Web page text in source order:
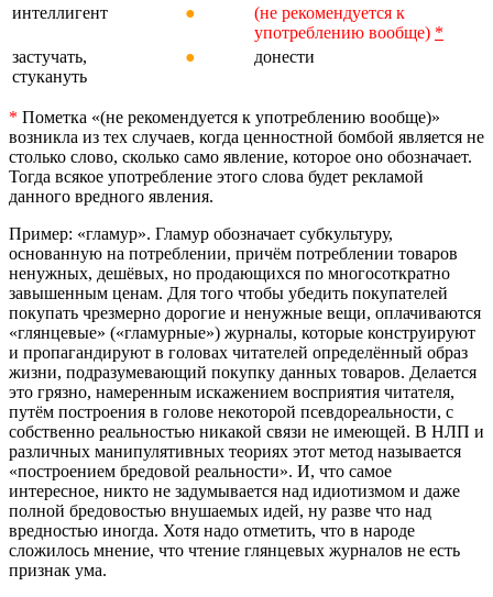
интеллигент
●
(не рекомендуется к
употреблению вообще) *
застучать,
стукануть
● донести
* Пометка «(не рекомендуется к употреблению вообще)»
возникла из тех случаев, когда ценностной бомбой является не
столько слово, сколько само явление, которое оно обозначает.
Тогда всякое употребление этого слова будет рекламой
данного вредного явления.
Пример: «гламур». Гламур обозначает субкультуру,
основанную на потреблении, причём потреблении товаров
ненужных, дешёвых, но продающихся по многосоткратно
завышенным ценам. Для того чтобы убедить покупателей
покупать чрезмерно дорогие и ненужные вещи, оплачиваются
«глянцевые» («гламурные») журналы, которые конструируют
и пропагандируют в головах читателей определённый образ
жизни, подразумевающий покупку данных товаров. Делается
это грязно, намеренным искажением восприятия читателя,
путём построения в голове некоторой псевдореальности, с
собственно реальностью никакой связи не имеющей. В НЛП и
различных манипулятивных теориях этот метод называется
«построением бредовой реальности». И, что самое
интересное, никто не задумывается над идиотизмом и даже
полной бредовостью внушаемых идей, ну разве что над
вредностью иногда. Хотя надо отметить, что в народе
сложилось мнение, что чтение глянцевых журналов не есть
признак ума.